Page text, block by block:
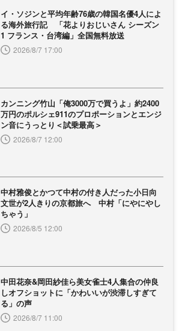
イ・ソジンと平均年齢76歳の韓国名優4人によ
る海外旅行記 「花よりおじいさん シーズン
1 フランス・台湾編」全国無料放送
2026/8/7 17:00
カンニング竹山「俺3000万で買うよ」約2400
万円のポルシェ911のプロポーションとエンジ
ン音にうっとり＜試乗最高＞
2026/8/7 12:00
中村雅俊とかつて中村の付き人だった小日向
文世が2人きりの京都旅へ 中村「にやにやし
ちゃう」
2026/8/5 12:00
中田花奈&岡田紗佳ら美女雀士4人集合の仲良
しオフショットに「かわいいが渋滞しすぎて
る」の声
2026/8/7 11:00